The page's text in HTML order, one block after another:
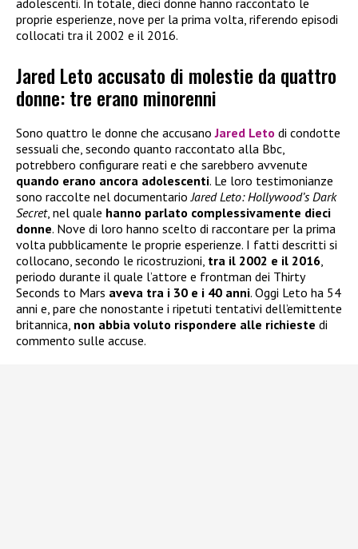
proprie esperienze, nove per la prima volta, riferendo episodi
collocati tra il 2002 e il 2016.
Jared Leto accusato di molestie da quattro
donne: tre erano minorenni
Sono quattro le donne che accusanoJared Leto di condotte
sessuali che, secondo quanto raccontato alla Bbc,
potrebbero configurare reati e che sarebbero avvenute
quando erano ancora adolescenti. Le loro testimonianze
sono raccolte nel documentario Jared Leto: Hollywood’s Dark
Secret, nel quale hanno parlato complessivamente dieci
donne. Nove di loro hanno scelto di raccontare per la prima
volta pubblicamente le proprie esperienze. I fatti descritti si
collocano, secondo le ricostruzioni, tra il 2002 e il 2016
periodo durante il quale l’attore e frontman dei Thirty
Seconds to Mars aveva tra i 30 e i 40 anni. Oggi Leto ha 54
anni e, pare che nonostante i ripetuti tentativi dell’emittente
britannica, non abbia voluto rispondere alle richieste di
commento sulle accuse.